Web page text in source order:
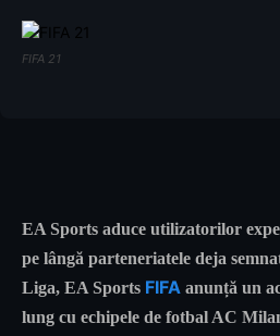
FIFA 21
EA Sports aduce utilizatorilor
pe lângă parteneriatele deja
Liga, EA Sports FIFA anunță un
lung cu echipele de fotbal AC